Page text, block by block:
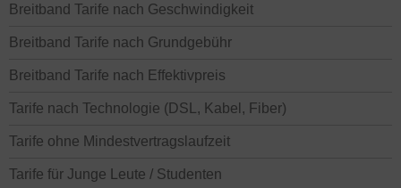
Breitband Tarife nach Geschwindigkeit
Breitband Tarife nach Grundgebühr
Breitband Tarife nach Effektivpreis
Tarife nach Technologie (DSL, Kabel, Fiber)
Tarife ohne Mindestvertragslaufzeit
Tarife für Junge Leute / Studenten